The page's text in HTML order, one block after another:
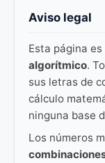
Aviso legal
Esta página es
algorítmico.
sus letras de
cálculo
ninguna base
Los números